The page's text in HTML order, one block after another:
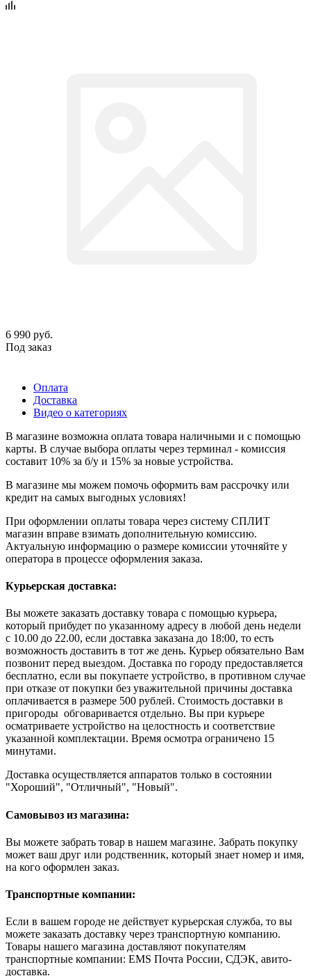
6 990 руб.
Под заказ
Оплата
Доставка
Видео о категориях
В магазине возможна оплата товара наличными и с помощью
карты. В случае выбора оплаты через терминал - комиссия
составит 10% за б/у и 15% за новые устройства.
В магазине мы можем помочь оформить вам рассрочку или
кредит на самых выгодных условиях!
При оформлении оплаты товара через систему СПЛИТ
магазин вправе взимать дополнительную комиссию.
Актуальную информацию о размере комиссии уточняйте у
оператора в процессе оформления заказа.
Курьерская доставка:
Вы можете заказать доставку товара с помощью курьера,
который прибудет по указанному адресу в любой день недели
с 10.00 до 22.00, если доставка заказана до 18:00, то есть
возможность доставить в тот же день. Курьер обязательно Вам
позвонит перед выездом. Доставка по городу предоставляется
бесплатно, если вы покупаете устройство, в противном случае
при отказе от покупки без уважительной причины доставка
оплачивается в размере 500 рублей. Стоимость доставки в
пригороды обговаривается отдельно. Вы при курьере
осматриваете устройство на целостность и соответствие
указанной комплектации. Время осмотра ограничено 15
минутами.
Доставка осуществляется аппаратов только в состоянии
"Хороший", "Отличный", "Новый".
Самовывоз из магазина:
Вы можете забрать товар в нашем магазине. Забрать покупку
может ваш друг или родственник, который знает номер и имя,
на кого оформлен заказ.
Транспортные компании:
Если в вашем городе не действует курьерская служба, то вы
можете заказать доставку через транспортную компанию.
Товары нашего магазина доставляют покупателям
транспортные компании: EMS Почта России, СДЭК, авито-
доставка.